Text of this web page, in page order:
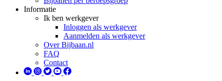
Informatie
Ik ben werkgever
Inloggen als werkgever
Aanmelden als werkgever
Over Bijbaan.nl
FAQ
Contact